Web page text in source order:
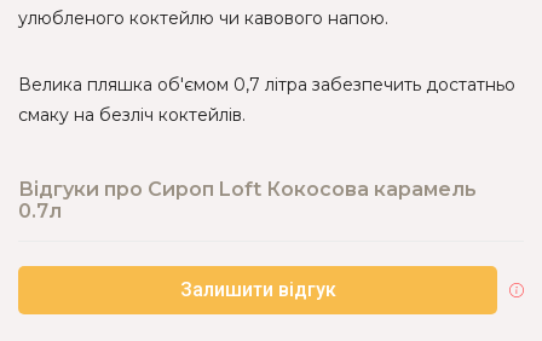
улюбленого коктейлю чи кавового напою.
Велика пляшка об'ємом 0,7 літра забезпечить достатньо
смаку на безліч коктейлів.
Відгуки про Сироп Loft Кокосова карамель
0.7л
Залишити відгук